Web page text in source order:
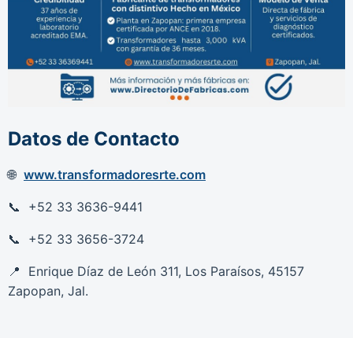
Datos de Contacto
www.transformadoresrte.com
+52 33 3636-9441
+52 33 3656-3724
Enrique Díaz de León 311, Los Paraísos, 45157
Zapopan, Jal.